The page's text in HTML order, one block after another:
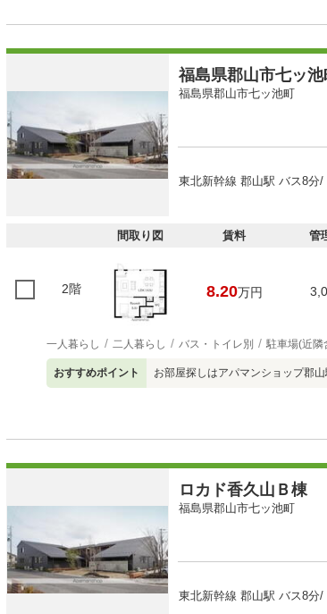
福島県郡山市七ッ
福島県郡山市七ッ池町
東北新幹線 郡山駅 バス8分
間取り図 賃料 管
2階 8.20万円
一人暮らし 二人暮らし バス・トイレ別 駐車場(近隣
おすすめポイント お部屋探しはアパマンショップ郡
ロカド香久山Ｂ棟
福島県郡山市七ッ池町
東北新幹線 郡山駅 バス8分